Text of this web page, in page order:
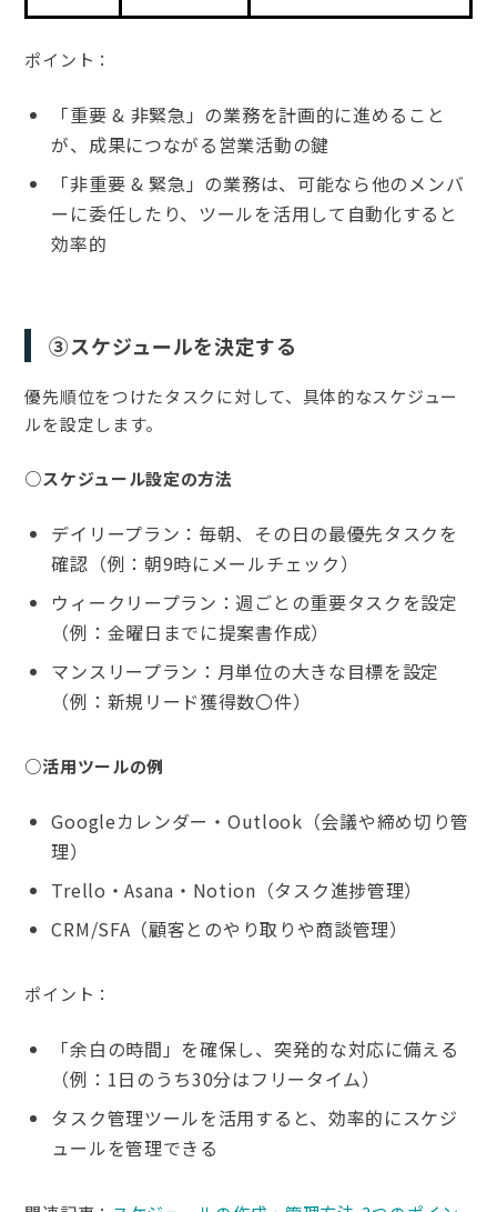
ポイント：
「重要 & 非緊急」の業務を計画的に進めること
が、成果につながる営業活動の鍵
「非重要 & 緊急」の業務は、可能なら他のメンバ
ーに委任したり、ツールを活用して自動化すると
効率的
③スケジュールを決定する
優先順位をつけたタスクに対して、具体的なスケジュー
ルを設定します。
○スケジュール設定の方法
デイリープラン：毎朝、その日の最優先タスクを
確認（例：朝9時にメールチェック）
ウィークリープラン：週ごとの重要タスクを設定
（例：金曜日までに提案書作成）
マンスリープラン：月単位の大きな目標を設定
（例：新規リード獲得数〇件）
○活用ツールの例
Googleカレンダー・Outlook（会議や締め切り管
理）
Trello・Asana・Notion（タスク進捗管理）
CRM/SFA（顧客とのやり取りや商談管理）
ポイント：
「余白の時間」を確保し、突発的な対応に備える
（例：1日のうち30分はフリータイム）
タスク管理ツールを活用すると、効率的にスケジ
ュールを管理できる